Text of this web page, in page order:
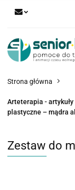
Strona główna
Arteterapia -
plastyczne – mądra
Zestaw do